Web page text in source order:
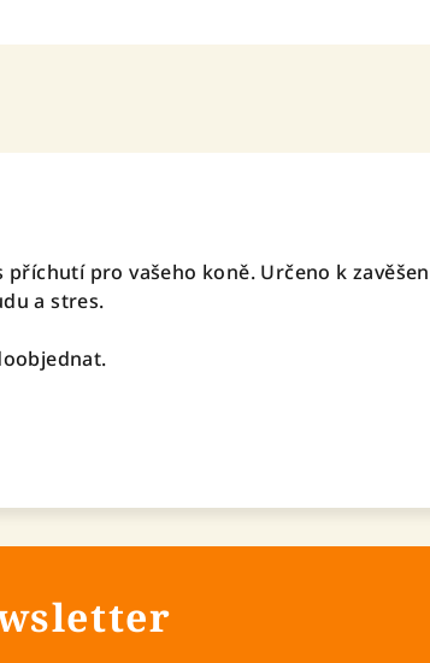
příchutí pro vašeho koně. Určeno k
a stres.